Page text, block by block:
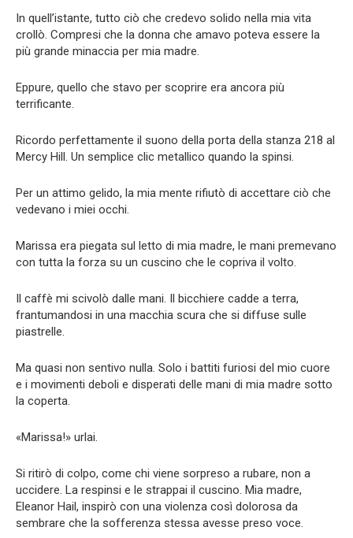
In quell’istante, tutto ciò che credevo solido nella mia vita
crollò. Compresi che la donna che amavo poteva essere la
più grande minaccia per mia madre.
Eppure, quello che stavo per scoprire era ancora più
terrificante.
Ricordo perfettamente il suono della porta della stanza 218 al
Mercy Hill. Un semplice clic metallico quando la spinsi.
Per un attimo gelido, la mia mente rifiutò di accettare ciò che
vedevano i miei occhi.
Marissa era piegata sul letto di mia madre, le mani premevano
con tutta la forza su un cuscino che le copriva il volto.
Il caffè mi scivolò dalle mani. Il bicchiere cadde a terra,
frantumandosi in una macchia scura che si diffuse sulle
piastrelle.
Ma quasi non sentivo nulla. Solo i battiti furiosi del mio cuore
e i movimenti deboli e disperati delle mani di mia madre sotto
la coperta.
«Marissa!» urlai.
Si ritirò di colpo, come chi viene sorpreso a rubare, non a
uccidere. La respinsi e le strappai il cuscino. Mia madre,
Eleanor Hail, inspirò con una violenza così dolorosa da
sembrare che la sofferenza stessa avesse preso voce.